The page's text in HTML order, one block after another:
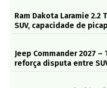
Ram Dakota Laramie
SUV, capacidade de
Jeep Commander 2027
reforça disputa entre